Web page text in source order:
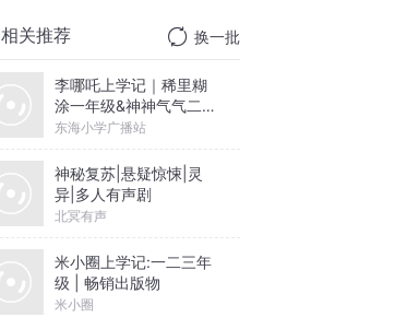
相关推荐 换一批
李哪吒上学记｜稀里糊
涂一年级&神神气气二年
级
东海小学广播站
神秘复苏|悬疑惊悚|灵
异|多人有声剧
北冥有声
米小圈上学记:一二三年
级 | 畅销出版物
米小圈